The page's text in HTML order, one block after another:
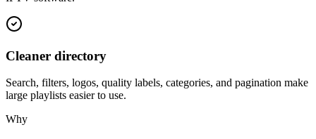
Cleaner directory
Search, filters, logos, quality labels, categories, and pagination make
large playlists easier to use.
Why